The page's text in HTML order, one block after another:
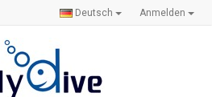
Anmelden
Deutsch